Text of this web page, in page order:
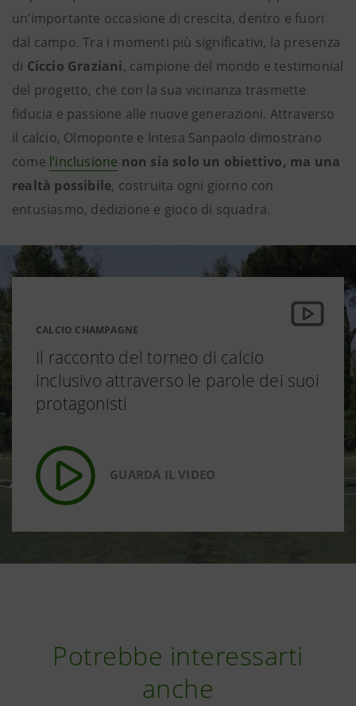
un’importante occasione di crescita, dentro e fuori
dal campo. Tra i momenti più significativi, la presenza
di Ciccio Graziani, campione del mondo e testimonial
del progetto, che con la sua vicinanza trasmette
fiducia e passione alle nuove generazioni. Attraverso
il calcio, Olmoponte e Intesa Sanpaolo dimostrano
come l’inclusione non sia solo un obiettivo, ma una
realtà possibile, costruita ogni giorno con
entusiasmo, dedizione e gioco di squadra.
CALCIO CHAMPAGNE
Il racconto del torneo di calcio
inclusivo attraverso le parole dei suoi
protagonisti
GUARDA IL VIDEO
Potrebbe interessarti
anche